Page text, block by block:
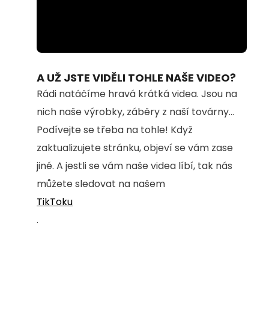
59.53%
A UŽ JSTE VIDĚLI TOHLE NAŠE VIDEO?
Rádi natáčíme hravá krátká videa. Jsou na
nich naše výrobky, záběry z naší továrny...
Podívejte se třeba na tohle! Když
zaktualizujete stránku, objeví se vám zase
jiné. A jestli se vám naše videa líbí, tak nás
můžete sledovat na našem
TikToku
.